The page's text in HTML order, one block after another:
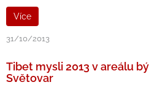
Více
31/10/2013
Tibet mysli 2013 v areálu
Světovar